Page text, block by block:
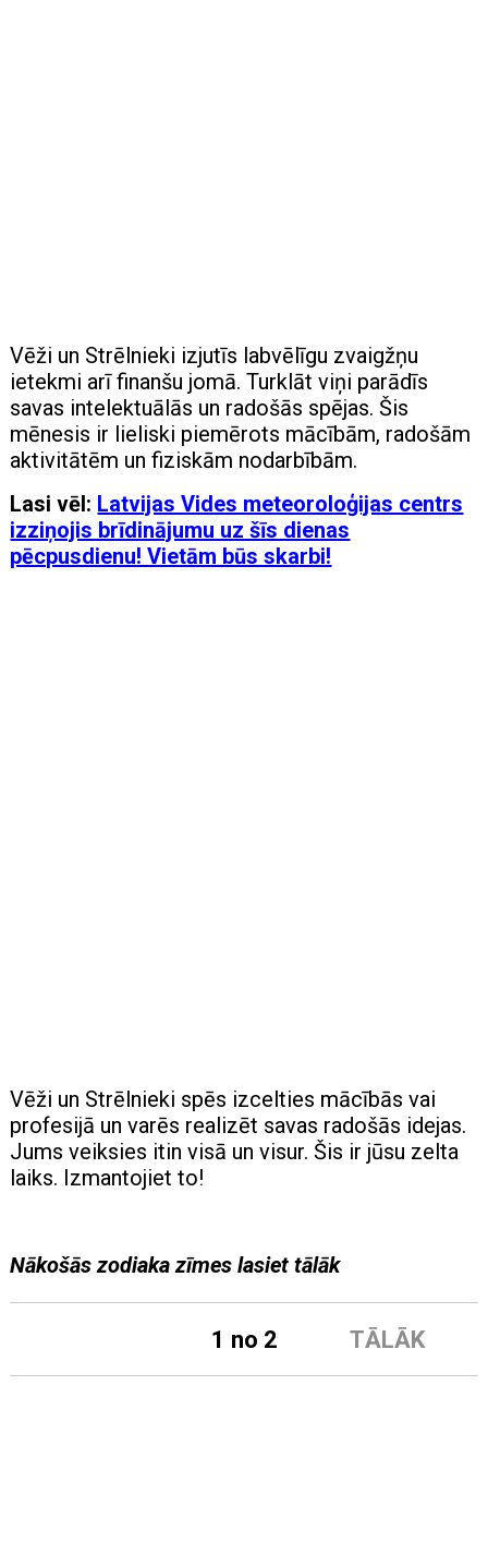
Vēži un Strēlnieki izjutīs labvēlīgu zvaigžņu
ietekmi arī finanšu jomā. Turklāt viņi parādīs
savas intelektuālās un radošās spējas. Šis
mēnesis ir lieliski piemērots mācībām, radošām
aktivitātēm un fiziskām nodarbībām.
Lasi vēl: Latvijas Vides meteoroloģijas centrs
izziņojis brīdinājumu uz šīs dienas
pēcpusdienu! Vietām būs skarbi!
Vēži un Strēlnieki spēs izcelties mācībās vai
profesijā un varēs realizēt savas radošās idejas.
Jums veiksies itin visā un visur. Šis ir jūsu zelta
laiks. Izmantojiet to!
Nākošās zodiaka zīmes lasiet tālāk
TĀLĀK
1 no 2